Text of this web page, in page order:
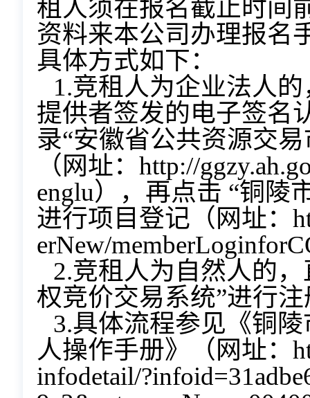
租人须在报名截止时间
资料来本公司办理报名
具体方式如下：
1.竞租人为企业法人
提供者签发的电子签名
录“安徽省公共资源交
（网址：http://
englu），再点击 “铜陵
进行项目登记（网址：
erNew/
2.竞租人为自然人的
权竞价交易系统”进行
3.具体流程参见《铜
人操作手册》（网址：
infodetail/